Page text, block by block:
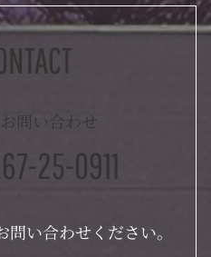
問い合わせ
25-0911
い合わせください。